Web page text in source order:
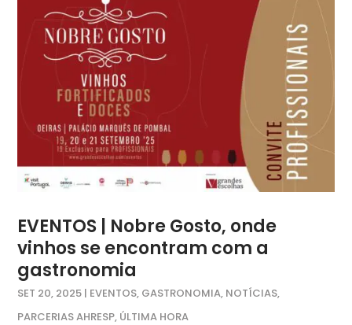
EVENTOS | Nobre Gosto, onde
vinhos se encontram com a
gastronomia
SET 20, 2025 | EVENTOS, GASTRONOMIA, NOTÍCIAS,
PARCERIAS AHRESP, ÚLTIMA HORA